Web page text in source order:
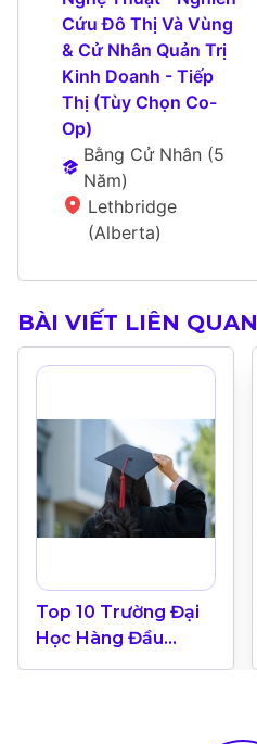
Cứu Đô Thị Và Vùng
& Cử Nhân Quản Trị
Kinh Doanh - Tiếp
Thị (Tùy Chọn Co-
Op)
Bằng Cử Nhân (5
Năm)
Lethbridge
(Alberta)
BÀI VIẾT LIÊN QUAN
Top 10 Trường Đại
Học Hàng Đầu
Canada 2024